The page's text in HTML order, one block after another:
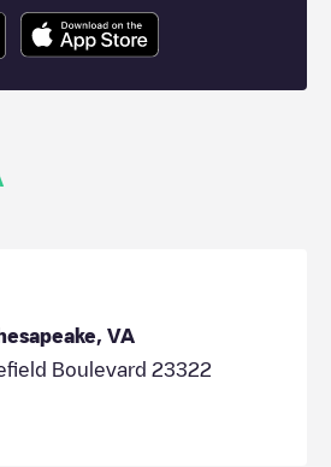
VA
Boulevard 23322